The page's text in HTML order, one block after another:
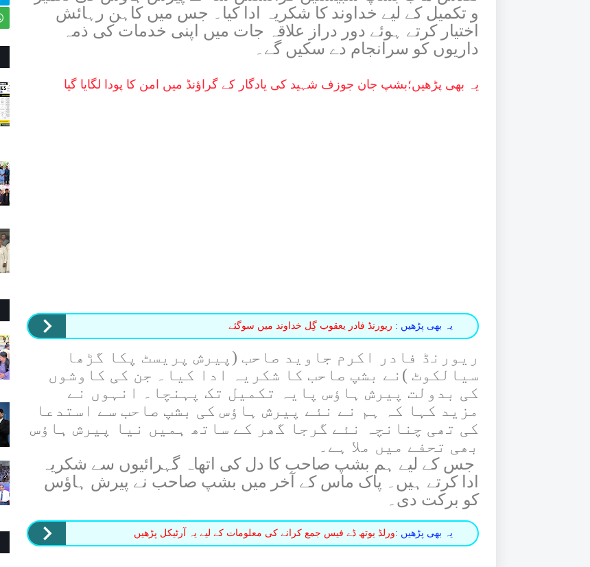
و تکمیل کے لیے خداوند کا شکریہ ادا کیا۔ جس میں کاہن رہائش
اختیار کرتے ہوئے دور دراز علاقہ جات میں اپنی خدمات کی ذمہ
داریوں کو سرانجام دے سکیں گے۔
یہ بھی پڑھیں؛بشپ جان جوزف شہید کی یادگار کے گراؤنڈ میں امن کا پودا لگایا گیا
یہ بھی پڑھیں : ریورنڈ فادر یعقوب گِل خداوند میں سوگئے
ریورنڈ فادر اکرم جاوید صاحب (پیرش پریسٹ پکا گڑھا
سیالکوٹ )نے بشپ صاحب کا شکریہ ادا کیا۔ جن کی کاوشوں
کی بدولت پیرش ہاﺅس پایہ تکمیل تک پہنچا۔ انہوں نے
مزید کہا کہ ہم نے نئے پیرش ہاﺅس کی بشپ صاحب سے استدعا
کی تھی چنانچہ نئے گرجا گھر کے ساتھ ہمیں نیا پیرش ہاﺅس
بھی تحفے میں ملا ہے۔
جس کے لیے ہم بشپ صاحب کا دل کی اتھاہ گہرائیوں سے شکریہ
ادا کرتے ہیں۔ پاک ماس کے آخر میں بشپ صاحب نے پیرش ہاﺅس
کو برکت دی۔
یہ بھی پڑھیں :ورلڈ یوتھ ڈے فیس جمع کرانے کی معلومات کے لیے یہ آرٹیکل پڑھیں